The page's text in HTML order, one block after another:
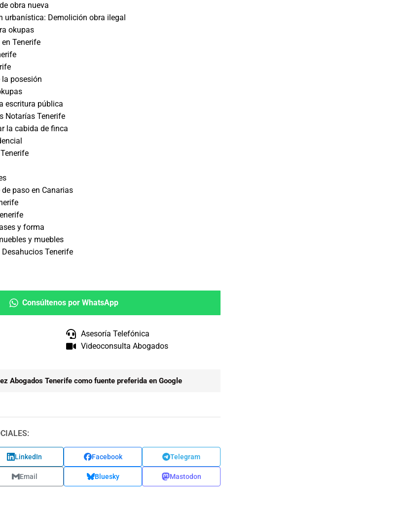
obra nueva
urbanística: Demolición obra ilegal
okupas
Tenerife
posesión
escritura pública
Notarías Tenerife
la cabida de finca
paso en Canarias
y forma
y muebles
Tenerife
Consúltenos por WhatsApp
Asesoría Telefónica
Videoconsulta Abogados
Abogados Tenerife como fuente preferida en Google
LinkedIn Facebook Telegram
Email Bluesky Mastodon